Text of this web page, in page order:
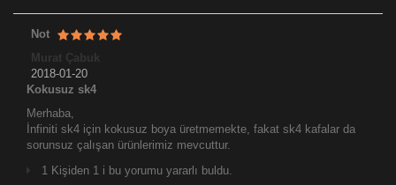
Not
Murat Çabuk
2018-01-20
Kokusuz sk4
Merhaba,
İnfiniti sk4 için kokusuz boya üretmemekte, fakat sk4 kafalar da
sorunsuz çalışan ürünlerimiz mevcuttur.
1 Kişiden 1 i bu yorumu yararlı buldu.